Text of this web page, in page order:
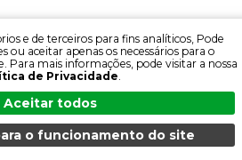
PRODUTOS PT
e de terceiros para fins analíticos, Pode
ou aceitar apenas os necessários para o
mais informações, pode visitar a nossa
de Privacidade.
Aceitar todos
o funcionamento do site